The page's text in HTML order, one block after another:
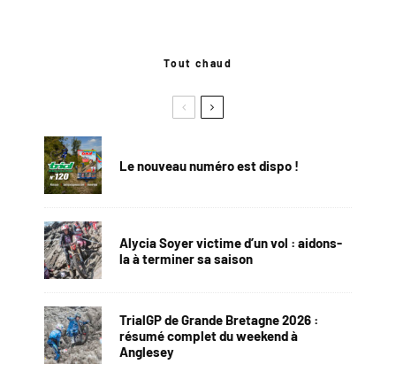
Tout chaud
Le nouveau numéro est dispo !
Alycia Soyer victime d’un vol : aidons-
la à terminer sa saison
TrialGP de Grande Bretagne 2026 :
résumé complet du weekend à
Anglesey